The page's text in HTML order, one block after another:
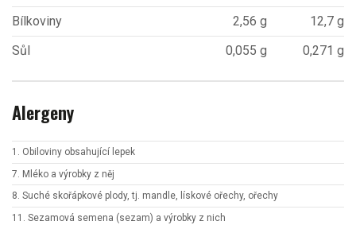
Bílkoviny 2,56 g
12,7 g
Sůl
0,055 g 0,271 g
Alergeny
1. Obiloviny obsahující lepek
7. Mléko a výrobky z něj
8. Suché skořápkové plody, tj. mandle, lískové ořechy, ořechy
11. Sezamová semena (sezam) a výrobky z nich